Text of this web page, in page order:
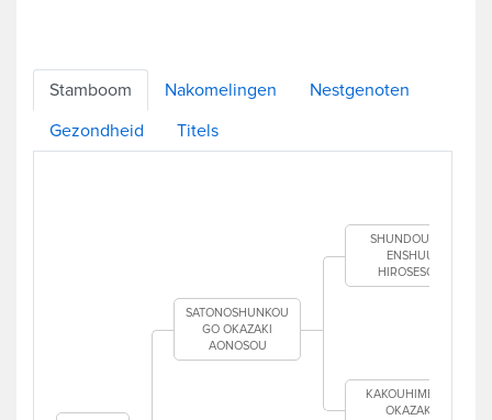
Stamboom Nakomelingen Nestgenoten
Gezondheid Titels
SATONOSHUNKOU
GO OKAZAKI
AONOSOU
SHUNDOU GO
ENSHUU
HIROSESOU
KAKOUHIME GO
OKAZAKI